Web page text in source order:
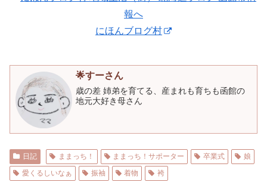
にほんブログ村
🌟すーさん
歳の差 姉弟を育てる、産まれも育ちも函館の
地元大好き母さん
日記 ままっち！ ままっち！サポーター 卒業式
娘
愛くるしいなぁ
振袖 着物 袴